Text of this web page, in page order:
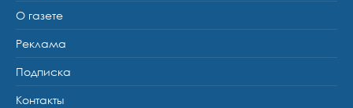
О газете
Реклама
Подписка
Контакты